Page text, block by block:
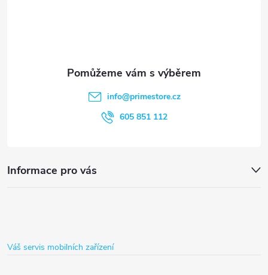
Informace pro vás
info@primestore.cz
605 851 112
Váš servis mobilních zařízení